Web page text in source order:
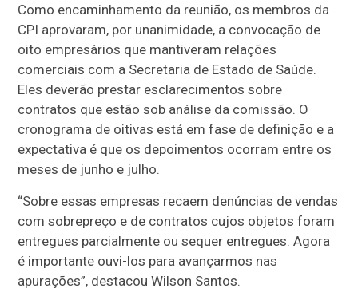
Como encaminhamento da reunião, os membros da
CPI aprovaram, por unanimidade, a convocação de
oito empresários que mantiveram relações
comerciais com a Secretaria de Estado de Saúde.
Eles deverão prestar esclarecimentos sobre
contratos que estão sob análise da comissão. O
cronograma de oitivas está em fase de definição e a
expectativa é que os depoimentos ocorram entre os
meses de junho e julho.
“Sobre essas empresas recaem denúncias de vendas
com sobrepreço e de contratos cujos objetos foram
entregues parcialmente ou sequer entregues. Agora
é importante ouvi-los para avançarmos nas
apurações”, destacou Wilson Santos.